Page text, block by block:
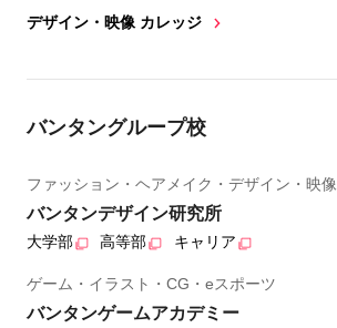
デザイン・映像 カレッジ
バンタングループ校
ファッション・ヘアメイク・デザイン・映像
バンタンデザイン研究所
大学部 高等部 キャリア
ゲーム・イラスト・CG・eスポーツ
バンタンゲームアカデミー